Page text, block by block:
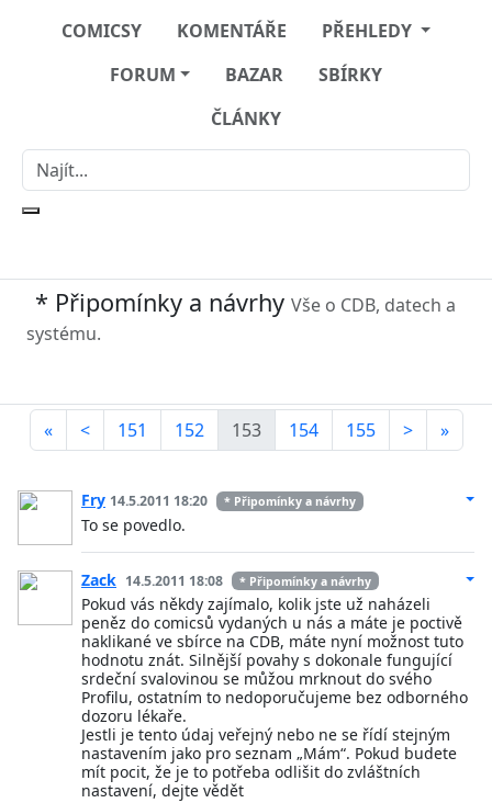
COMICSY KOMENTÁŘE
PŘEHLEDY
FORUM
BAZAR
SBÍRKY
ČLÁNKY
* Připomínky a návrhy Vše o CDB, datech a
systému.
« < 151 152 153 154 155 > »
Fry 14.5.2011 18:20 * Připomínky a návrhy
To se povedlo.
Zack 14.5.2011 18:08 * Připomínky a návrhy
Pokud vás někdy zajímalo, kolik jste už naházeli
peněz do comicsů vydaných u nás a máte je poctivě
naklikané ve sbírce na CDB, máte nyní možnost tuto
hodnotu znát. Silnější povahy s dokonale fungující
srdeční svalovinou se můžou mrknout do svého
Profilu, ostatním to nedoporučujeme bez odborného
dozoru lékaře.
Jestli je tento údaj veřejný nebo ne se řídí stejným
nastavením jako pro seznam „Mám“. Pokud budete
mít pocit, že je to potřeba odlišit do zvláštních
nastavení, dejte vědět